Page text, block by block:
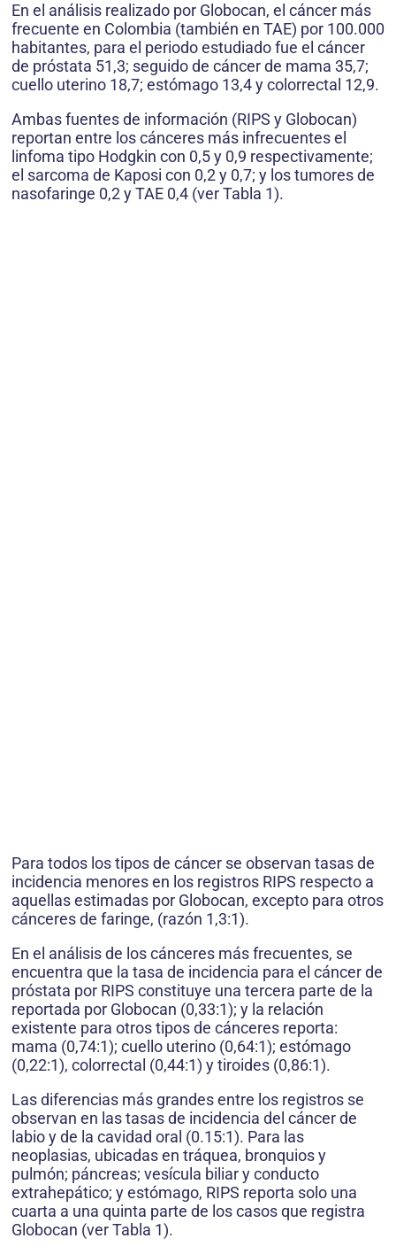
En el análisis realizado por Globocan, el cáncer más
frecuente en Colombia (también en TAE) por 100.000
habitantes, para el periodo estudiado fue el cáncer
de próstata 51,3; seguido de cáncer de mama 35,7;
cuello uterino 18,7; estómago 13,4 y colorrectal 12,9.
Ambas fuentes de información (RIPS y Globocan)
reportan entre los cánceres más infrecuentes el
linfoma tipo Hodgkin con 0,5 y 0,9 respectivamente;
el sarcoma de Kaposi con 0,2 y 0,7; y los tumores de
nasofaringe 0,2 y TAE 0,4 (ver Tabla 1).
Para todos los tipos de cáncer se observan tasas de
incidencia menores en los registros RIPS respecto a
aquellas estimadas por Globocan, excepto para otros
cánceres de faringe, (razón 1,3:1).
En el análisis de los cánceres más frecuentes, se
encuentra que la tasa de incidencia para el cáncer de
próstata por RIPS constituye una tercera parte de la
reportada por Globocan (0,33:1); y la relación
existente para otros tipos de cánceres reporta:
mama (0,74:1); cuello uterino (0,64:1); estómago
(0,22:1), colorrectal (0,44:1) y tiroides (0,86:1).
Las diferencias más grandes entre los registros se
observan en las tasas de incidencia del cáncer de
labio y de la cavidad oral (0.15:1). Para las
neoplasias, ubicadas en tráquea, bronquios y
pulmón; páncreas; vesícula biliar y conducto
extrahepático; y estómago, RIPS reporta solo una
cuarta a una quinta parte de los casos que registra
Globocan (ver Tabla 1).